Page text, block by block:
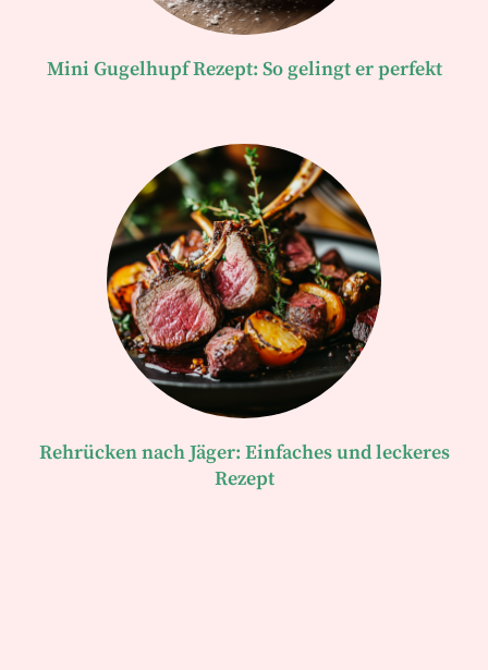
Mini Gugelhupf Rezept: So gelingt er perfekt
Rehrücken nach Jäger: Einfaches und leckeres
Rezept